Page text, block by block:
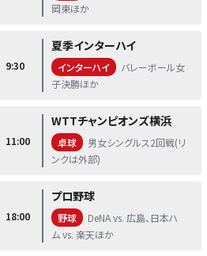
岡東ほか
9:30
夏季インターハイ
インターハイ
バレーボール女
子決勝ほか
11:00
WTTチャンピオンズ横浜
卓球
男女シングルス2回戦(リ
ンクは外部)
18:00
プロ野球
野球
DeNA vs. 広島、日本ハ
ム vs. 楽天ほか